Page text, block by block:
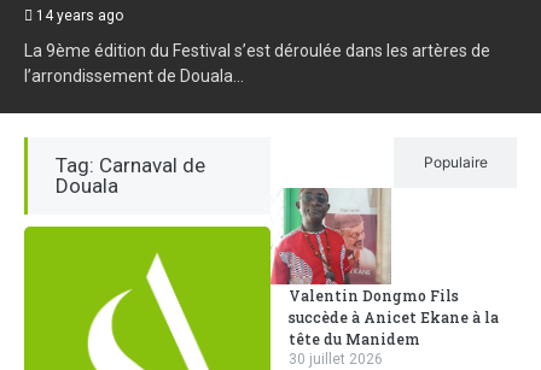
14 years ago
La 9ème édition du Festival s’est déroulée dans les artères de
l’arrondissement de Douala...
Tag: Carnaval de
Douala
Populaire
Valentin Dongmo Fils
succède à Anicet Ekane à la
tête du Manidem
30 juillet 2026